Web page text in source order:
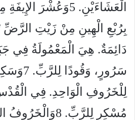
الْعَشَاءَيْنِ. 5وَعُشْرَ
دَائِمَةٌ. هِيَ الْمَعْمُولَةُ فِي
سَرُورٍ،
لِلْخَرُوفِ الْوَاحِدِ. فِي
مُسْكِرٍ لِلرَّبِّ.